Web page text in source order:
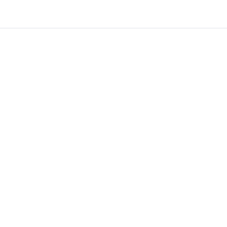
дякую, дякую
на всі 💯
саме тут.
проблему,форма потрібна була терміново , в середу
за день до відправки. Дякую